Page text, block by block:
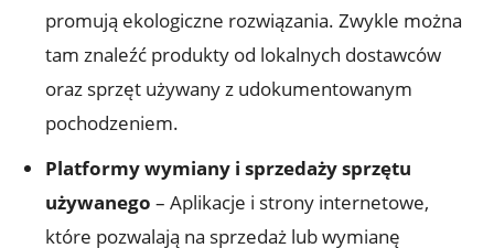
promują ekologiczne rozwiązania. Zwykle można
tam znaleźć produkty od lokalnych dostawców
oraz sprzęt używany z udokumentowanym
pochodzeniem.
Platformy wymiany i sprzedaży sprzętu
używanego – Aplikacje i strony internetowe,
które pozwalają na sprzedaż lub wymianę